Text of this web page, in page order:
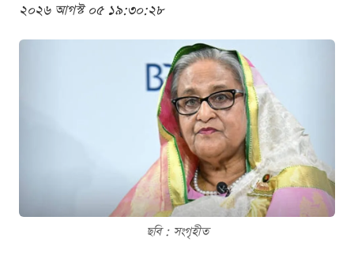
২০২৬ আগস্ট ০৫ ১৯:৩০:২৮
ছবি : সংগৃহীত